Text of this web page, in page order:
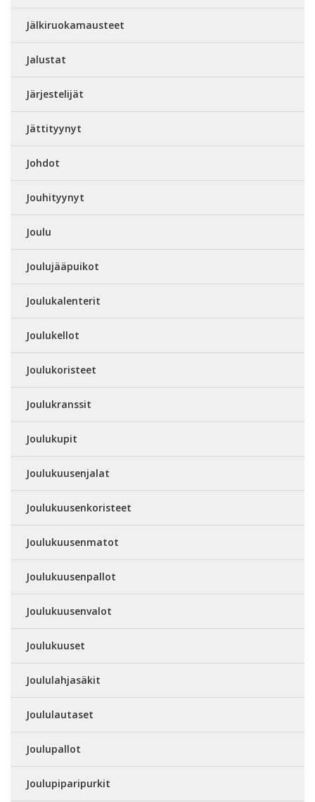
Jälkiruokamausteet
Jalustat
Järjestelijät
Jättityynyt
Johdot
Jouhityynyt
Joulu
Joulujääpuikot
Joulukalenterit
Joulukellot
Joulukoristeet
Joulukranssit
Joulukupit
Joulukuusenjalat
Joulukuusenkoristeet
Joulukuusenmatot
Joulukuusenpallot
Joulukuusenvalot
Joulukuuset
Joululahjasäkit
Joululautaset
Joulupallot
Joulupiparipurkit